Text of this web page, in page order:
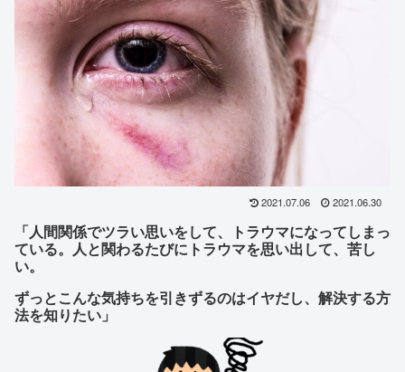
2021.07.06 2021.06.30
「人間関係でツラい思いをして、トラウマになってしまっ
ている。人と関わるたびにトラウマを思い出して、苦し
い。
ずっとこんな気持ちを引きずるのはイヤだし、解決する方
法を知りたい」